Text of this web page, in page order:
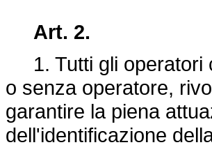
Art. 2.
1. Tutti gli operatori
o senza operatore,
garantire la piena
dell'identificazione